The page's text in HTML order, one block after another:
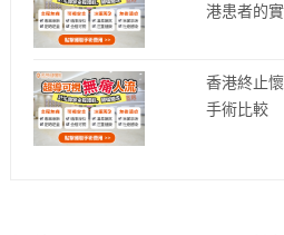
港患者的
香港終止
手術比較